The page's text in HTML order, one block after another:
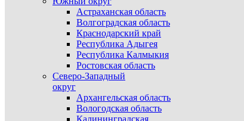
Астраханская область
Волгоградская область
Краснодарский край
Республика Адыгея
Республика Калмыкия
Ростовская область
Северо-Западный
округ
Архангельская область
Вологодская область
Калининградская